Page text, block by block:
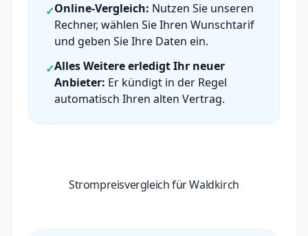
✓Online-Vergleich: Nutzen Sie unseren
Rechner, wählen Sie Ihren Wunschtarif
und geben Sie Ihre Daten ein.
✓Alles Weitere erledigt Ihr neuer
Anbieter: Er kündigt in der Regel
automatisch Ihren alten Vertrag.
Strompreisvergleich für Waldkirch